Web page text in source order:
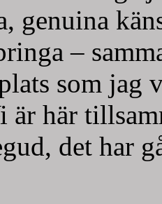
genuina
–
som jag
är här
det har